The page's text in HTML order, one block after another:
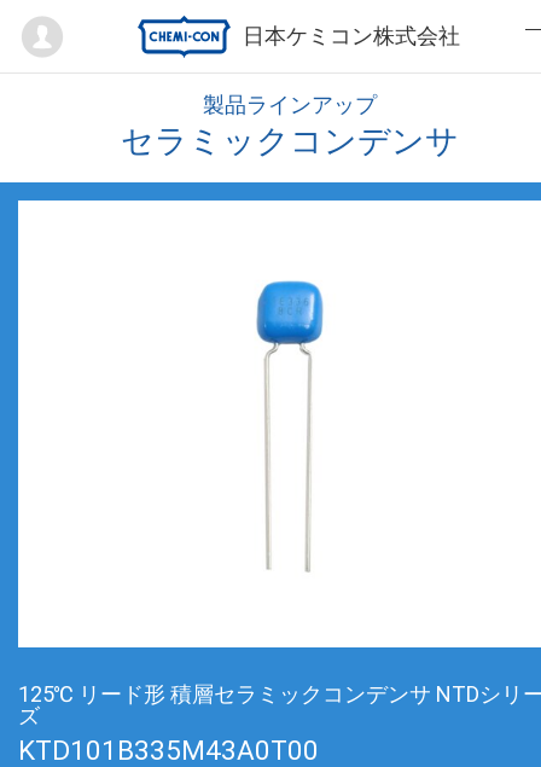
日本ケミコン株式会社
Mypage
製品ラインアップ
セラミックコンデンサ
125℃ リード形 積層セラミックコンデンサ NTDシリ
ズ
KTD101B335M43A0T00